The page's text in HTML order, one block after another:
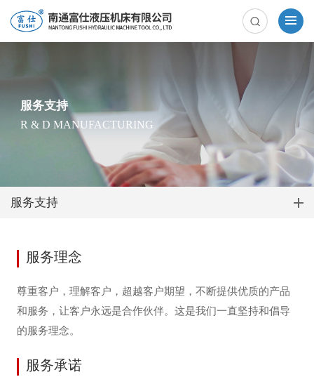
服务支持
R & D MANUFACTURING
服务支持
服务理念
尊重客户，理解客户，超越客户期望，不断提供优质的产品
和服务，让客户永远是合作伙伴。这是我们一直坚持和倡导
的服务理念。
服务承诺